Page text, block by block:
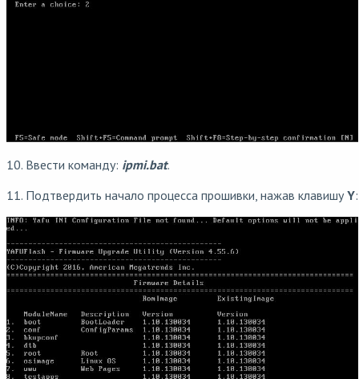
10. Ввести команду: ipmi.bat.
11. Подтвердить начало процесса прошивки, нажав клавишуY: